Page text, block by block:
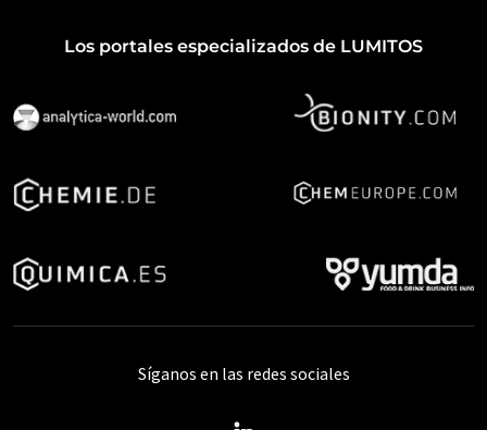
Los portales especializados de LUMITOS
Síganos en las redes sociales